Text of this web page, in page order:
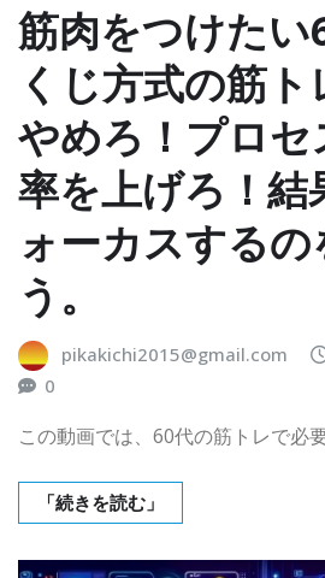
筋肉をつけたい
くじ方式の筋
やめろ！プロ
率を上げろ！結
ォーカスするの
う。
pikakichi2015@gmail.com
0
この動画では、60代の筋トレで必
「続きを読む」